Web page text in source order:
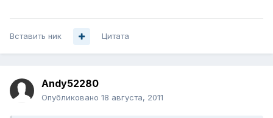
Вставить ник Цитата
Andy52280
Опубликовано 18 августа, 2011